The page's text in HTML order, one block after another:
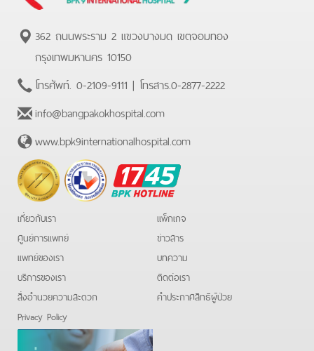
362 ถนนพระราม 2 แขวงบางมด เขตจอมทอง
กรุงเทพมหานคร 10150
โทรศัพท์. 0-2109-9111 | โทรสาร.0-2877-2222
info@bangpakokhospital.com
www.bpk9internationalhospital.com
BPK
Hotline
เกี่ยวกับเรา
ศูนย์การแพทย์
แพทย์ของเรา
บริการของเรา
สิ่งอำนวยความสะดวก
Privacy Policy
แพ็กเกจ
ข่าวสาร
บทความ
ติดต่อเรา
คําประกาศสิทธิผู้ป่วย